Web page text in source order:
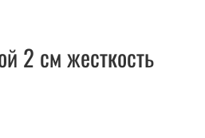
2 см жесткость